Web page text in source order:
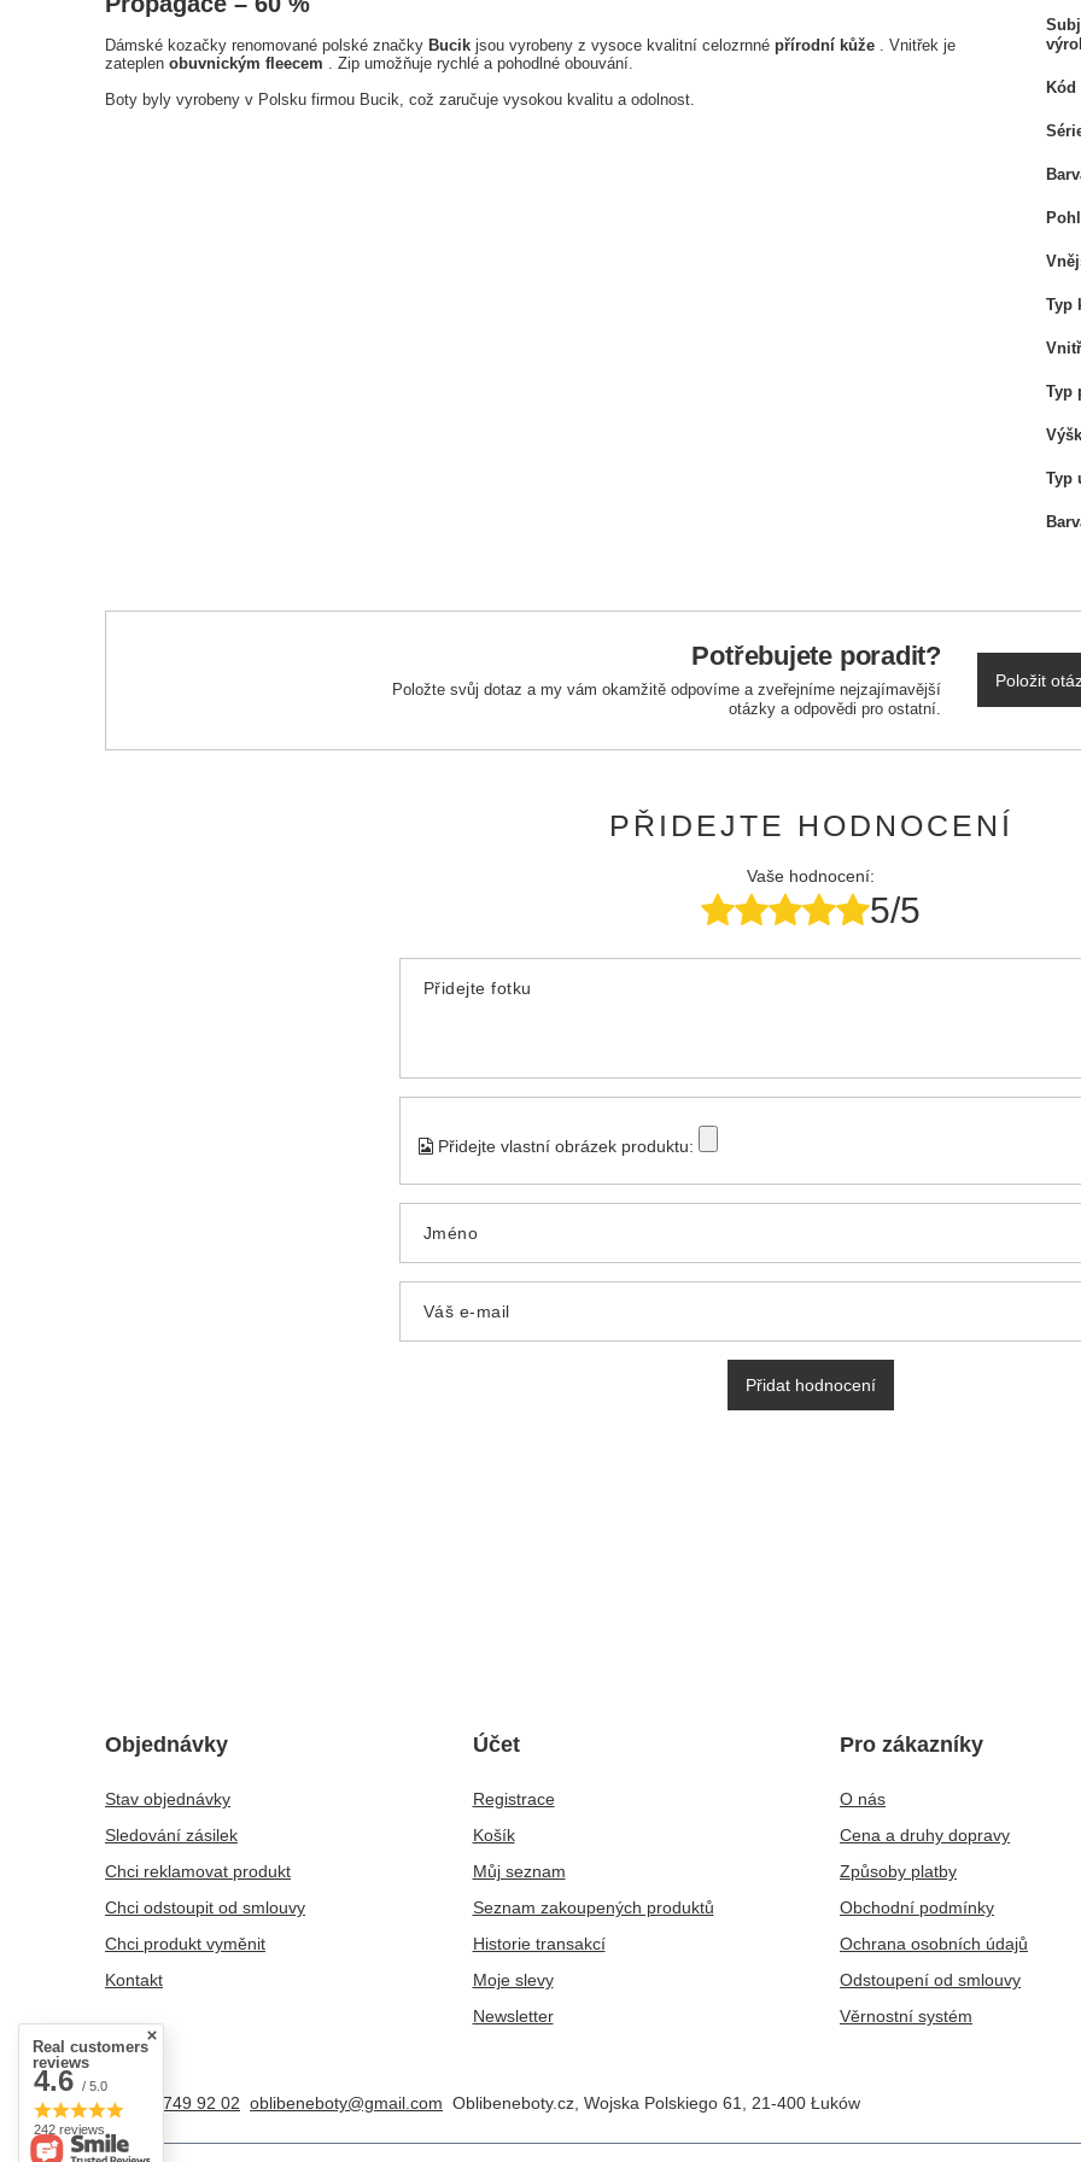
Dámské kozačky renomované polské značky Bucik jsou vyrobeny z vysoce kvalitní celozrnné přírodní kůže . Vnitřek je
zateplen obuvnickým fleecem . Zip umožňuje rychlé a pohodlné obouvání.
Boty byly vyrobeny v Polsku firmou Bucik, což zaručuje vysokou kvalitu a odolnost.
Kód
Typ
Typ
Typ
Potřebujete poradit?
Položte svůj dotaz a my vám okamžitě odpovíme a zveřejníme nejzajímavější
otázky a odpovědi pro ostatní.
Položit
PŘIDEJTE HODNOCENÍ
Vaše hodnocení:
5/5
Přidejte fotku
Přidejte vlastní obrázek produktu:
Jméno
Váš e-mail
Přidat hodnocení
Objednávky
Stav objednávky
Sledování zásilek
Chci reklamovat produkt
Chci odstoupit od smlouvy
Chci produkt vyměnit
Kontakt
Účet
Registrace
Košík
Můj seznam
Seznam zakoupených produktů
Historie transakcí
Moje slevy
Newsletter
Pro zákazníky
O nás
Cena a druhy dopravy
Způsoby platby
Obchodní podmínky
Ochrana osobních údajů
Odstoupení od smlouvy
Věrnostní systém
+48 25 749 92 02 oblibeneboty@gmail.com Oblibeneboty.cz Wojska Polskiego 61 21-400 Łuków
Real customers
reviews
4.6 / 5.0
242 reviews